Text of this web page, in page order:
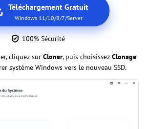
Téléchargement Gratuit
Windows 11/10/8/7/Server
100% Sécurité
cliquez sur Cloner, puis choisissez Clonage
système Windows vers le nouveau SSD.